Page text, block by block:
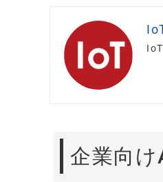
企業向